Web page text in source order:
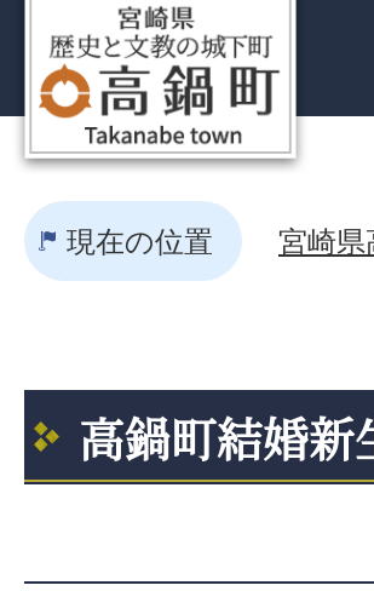
現在の位置 宮崎
高鍋町結婚